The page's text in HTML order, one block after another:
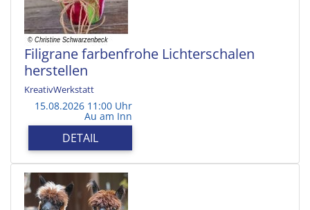
Filigrane farbenfrohe Lichterschalen
herstellen
KreativWerkstatt
15.08.2026 11:00 Uhr
Au am Inn
DETAIL